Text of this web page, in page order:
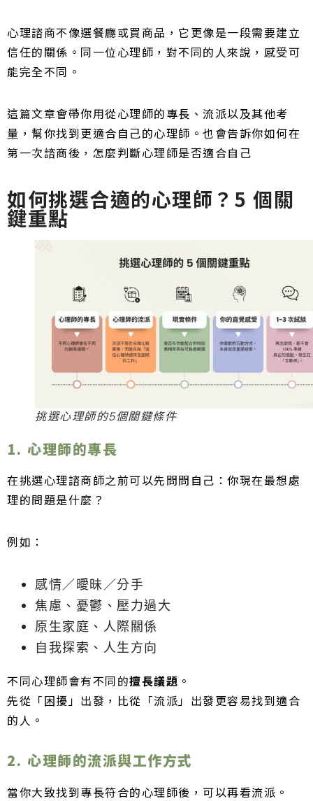
心理諮商不像選餐廳或買商品，它更像是一段需要建立
信任的關係。同一位心理師，對不同的人來說，感受可
能完全不同。
這篇文章會帶你用從心理師的專長、流派以及其他考
量，幫你找到更適合自己的心理師。也會告訴你如何在
第一次諮商後，怎麼判斷心理師是否適合自己
如何挑選合適的心理師？5 個關
鍵重點
挑選心理師的5個關鍵條件
1. 心理師的專長
在挑選心理諮商師之前可以先問問自己：你現在最想處
理的問題是什麼？
例如：
感情／曖昧／分手
焦慮、憂鬱、壓力過大
原生家庭、人際關係
自我探索、人生方向
不同心理師會有不同的擅長議題 。
先從「困擾」出發，比從「流派」出發更容易找到適合
的人。
2. 心理師的流派與工作方式
當你大致找到專長符合的心理師後，可以再看流派。